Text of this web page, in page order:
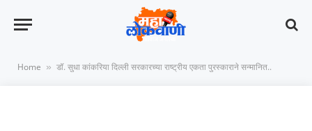
Home » डॉ. सुधा कांकरिया दिल्ली सरकारच्या राष्ट्रीय एकता पुरस्काराने सन्मानित..